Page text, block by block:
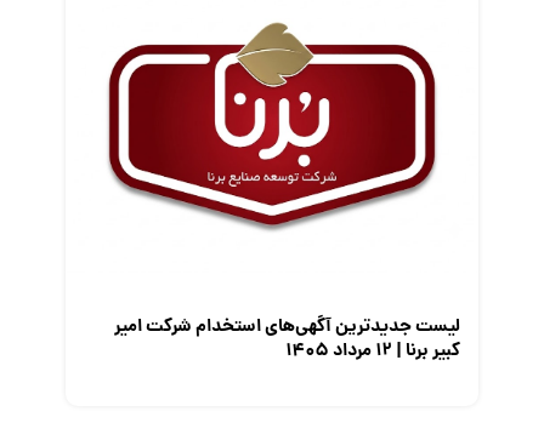
گزارش‌های آماری
معرفی متخصصان منابع انسانی
لیست جدیدترین آگهی‌های استخدام شرکت امیر
کبیر برنا | ۱۲ مرداد ۱۴۰۵